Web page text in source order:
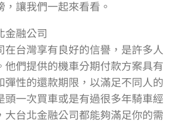
讓我們一起來看看。
金融公司
在台灣享有良好的信譽，是許多人
他們提供的機車分期付款方案具有
彈性的還款期限，以滿足不同人的
頭一次買車或是有過很多年騎車經
大台北金融公司都能夠滿足你的需